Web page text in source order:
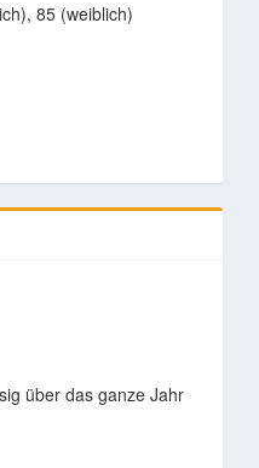
85 (weiblich)
über das ganze Jahr